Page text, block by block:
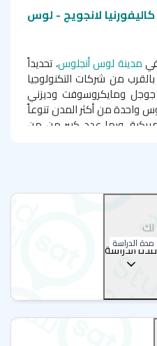
لانجويج - لوس
مدينة لوس أنجلوس، تحديداً
من شركات التكنولوجيا
جوجل ومايكروسوفت وديزني
واحدة من أكثر المدن تنوعاً
وبها عدد كبير من من
كاليفورنيا لانجويج |
المكثفة وشبه المكثفة
لامتحان آيلتس
لك
مدة الدراسة
مدة الدراسة